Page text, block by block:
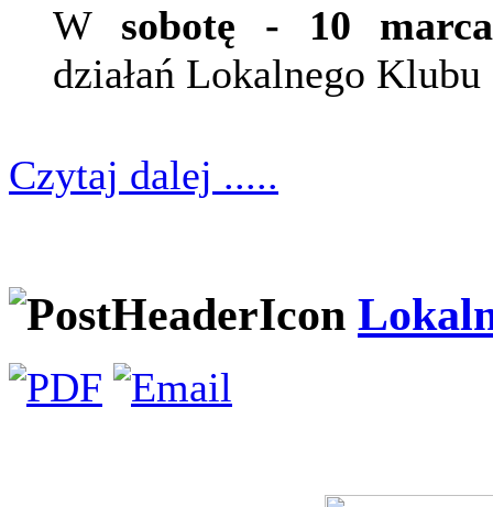
W sobotę - 10 marca
działań Lokalnego
Czytaj dalej .....